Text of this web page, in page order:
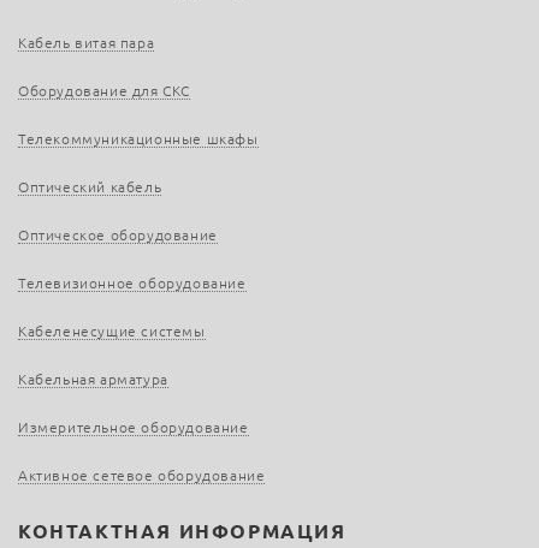
Кабель витая пара
Оборудование для СКС
Телекоммуникационные шкафы
Оптический кабель
Оптическое оборудование
Телевизионное оборудование
Кабеленесущие системы
Кабельная арматура
Измерительное оборудование
Активное сетевое оборудование
КОНТАКТНАЯ ИНФОРМАЦИЯ